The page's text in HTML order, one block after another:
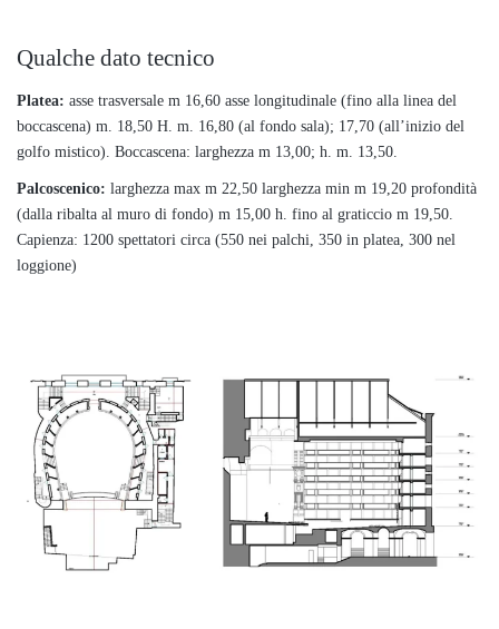
Qualche dato tecnico
Platea: asse trasversale m 16,60 asse longitudinale (fino alla linea del
boccascena) m. 18,50 H. m. 16,80 (al fondo sala); 17,70 (all’inizio del
golfo mistico). Boccascena: larghezza m 13,00; h. m. 13,50.
Palcoscenico: larghezza max m 22,50 larghezza min m 19,20 profondità
(dalla ribalta al muro di fondo) m 15,00 h. fino al graticcio m 19,50.
Capienza: 1200 spettatori circa (550 nei palchi, 350 in platea, 300 nel
loggione)